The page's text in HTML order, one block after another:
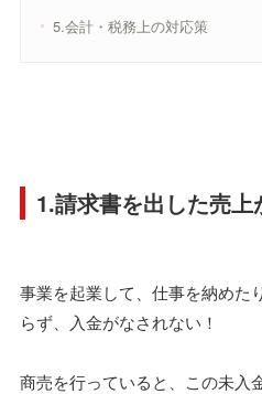
5.会計・税務上の対応策
1.請求書を出した売上
事業を起業して、仕事を納めた
らず、入金がなされない！
商売を行っていると、この未入